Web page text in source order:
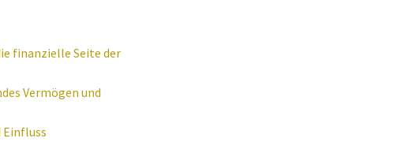
finanzielle Seite der
Vermögen und
Einfluss